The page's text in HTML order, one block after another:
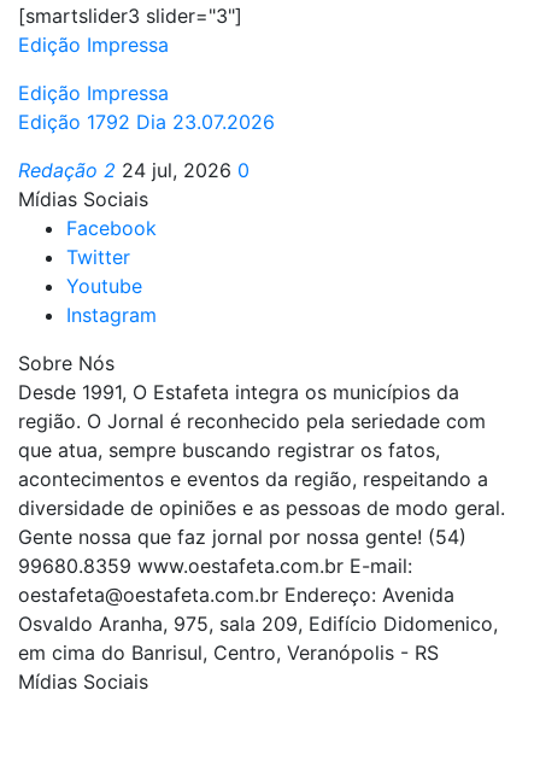
[smartslider3 slider="3"]
Edição Impressa
Edição Impressa
Edição 1792 Dia 23.07.2026
Redação 2 24 jul, 2026 0
Mídias Sociais
Facebook
Twitter
Youtube
Instagram
Sobre Nós
Desde 1991, O Estafeta integra os municípios da
região. O Jornal é reconhecido pela seriedade com
que atua, sempre buscando registrar os fatos,
acontecimentos e eventos da região, respeitando a
diversidade de opiniões e as pessoas de modo geral.
Gente nossa que faz jornal por nossa gente! (54)
99680.8359 www.oestafeta.com.br E-mail:
oestafeta@oestafeta.com.br Endereço: Avenida
Osvaldo Aranha, 975, sala 209, Edifício Didomenico,
em cima do Banrisul, Centro, Veranópolis - RS
Mídias Sociais